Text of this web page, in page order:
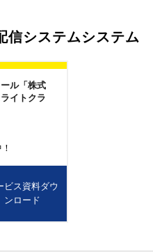
信システムシステム
ル「株式
イトクラ
ビス資料ダウ
ンロード